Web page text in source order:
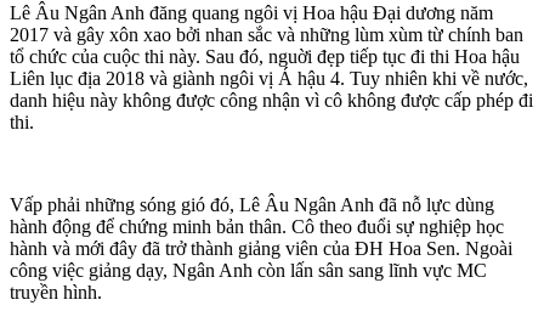
Lê Âu Ngân Anh đăng quang ngôi vị Hoa hậu Đại dương năm
2017 và gây xôn xao bởi nhan sắc và những lùm xùm từ chính ban
tổ chức của cuộc thi này. Sau đó, nguời đẹp tiếp tục đi thi Hoa hậu
Liên lục địa 2018 và giành ngôi vị Á hậu 4. Tuy nhiên khi về nước,
danh hiệu này không được công nhận vì cô không được cấp phép đi
thi.
Vấp phải những sóng gió đó, Lê Âu Ngân Anh đã nỗ lực dùng
hành động để chứng minh bản thân. Cô theo đuổi sự nghiệp học
hành và mới đây đã trở thành giảng viên của ĐH Hoa Sen. Ngoài
công việc giảng dạy, Ngân Anh còn lấn sân sang lĩnh vực MC
truyền hình.